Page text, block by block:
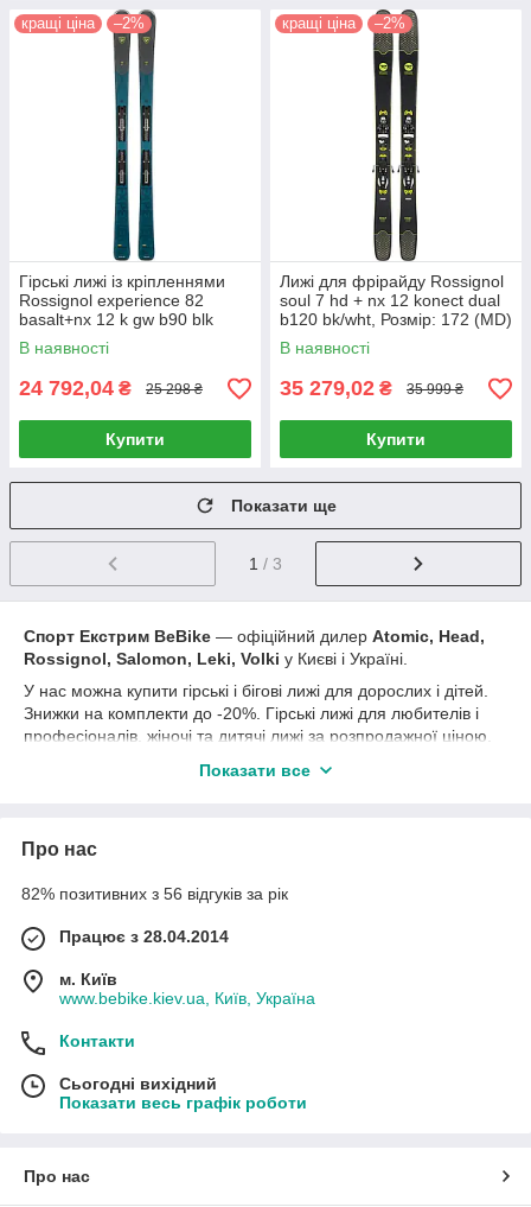
кращі ціна –2%
Гірські лижі із кріпленнями
Rossignol experience 82
basalt+nx 12 k gw b90 blk
chrom, Розмір: 176 (MD)
В наявності
24 792,04 ₴ 25 298 ₴
Купити
кращі ціна –2%
Лижі для фрірайду Rossignol
soul 7 hd + nx 12 konect dual
b120 bk/wht, Розмір: 172 (MD)
В наявності
35 279,02 ₴ 35 999 ₴
Купити
Показати ще
1 / 3
Спорт Екстрим BeBike ― офіційний дилер Atomic, Head,
Rossignol, Salomon, Leki, Volki у Києві і Україні.
У нас можна купити гірські і бігові лижі для дорослих і дітей.
Знижки на комплекти до -20%. Гірські лижі для любителів і
професіоналів, жіночі та дитячі лижі за розпродажної ціною,
йдуть в комплекті з кріпленнями. В асортименті магазину
року, гірськолижні туристичні палиці. Подарунки до кожної
Розпродаж попередніх колекцій до -70%!
Показати все
Про нас
82% позитивних з 56 відгуків за рік
Працює з 28.04.2014
м. Київ
www.bebike.kiev.ua, Київ, Україна
Контакти
Сьогодні вихідний
Показати весь графік роботи
Про нас